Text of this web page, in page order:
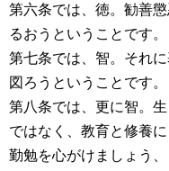
第六条では、徳。勧善
るおうということです。
第七条では、智。それ
図ろうということです。
第八条では、更に智。
ではなく、教育と修養
勤勉を心がけましょう、